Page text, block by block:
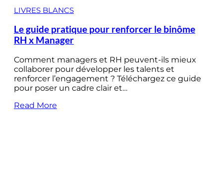
LIVRES BLANCS
Le guide pratique pour renforcer le binôme
RH x Manager
Comment managers et RH peuvent-ils mieux
collaborer pour développer les talents et
renforcer l’engagement ? Téléchargez ce guide
pour poser un cadre clair et…
Read More